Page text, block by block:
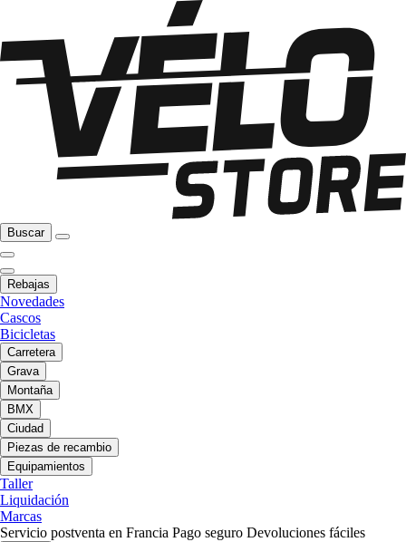
Buscar
Rebajas
Novedades
Cascos
Bicicletas
Carretera
Grava
Montaña
BMX
Ciudad
Piezas de recambio
Equipamientos
Taller
Liquidación
Marcas
Servicio postventa en Francia Pago seguro Devoluciones fáciles